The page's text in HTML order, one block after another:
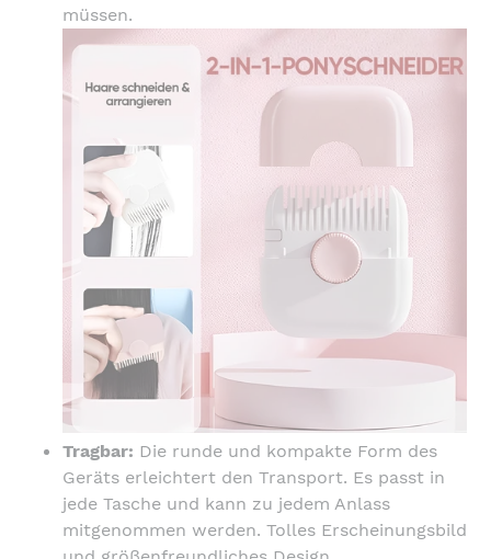
müssen.
Tragbar: Die runde und kompakte Form des
Geräts erleichtert den Transport. Es passt in
jede Tasche und kann zu jedem Anlass
mitgenommen werden. Tolles Erscheinungsbild